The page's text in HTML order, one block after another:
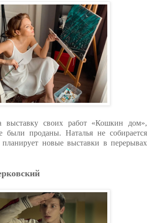
выставку своих работ «Кошкин дом»,
были проданы. Наталья не собирается
планирует новые выставки в перерывах